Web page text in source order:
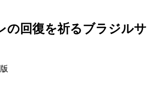
の回復を祈るブラジルサ